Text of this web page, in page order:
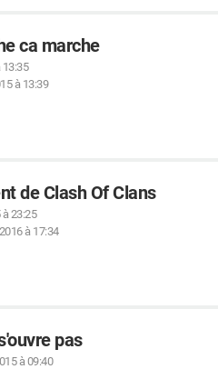
ca marche
13:35
à 13:39
de Clash Of Clans
23:25
à 17:34
pas
à 09:40